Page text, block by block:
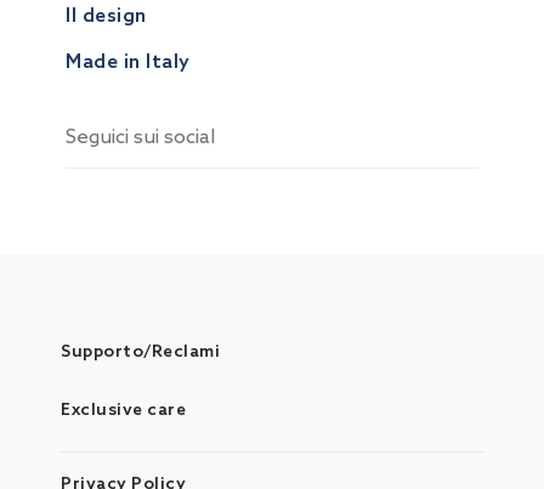
Il design
Made in Italy
Seguici sui social
Supporto/Reclami
Exclusive care
Privacy Policy